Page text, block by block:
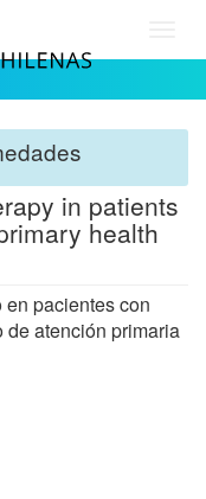
in patients
health
pacientes con
de atención primaria